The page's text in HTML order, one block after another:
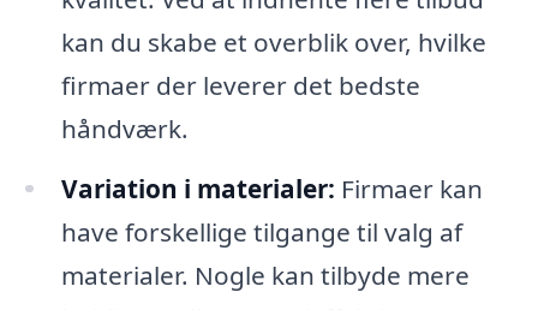
kan du skabe et overblik over, hvilke
firmaer der leverer det bedste
håndværk.
Variation i materialer: Firmaer kan
have forskellige tilgange til valg af
materialer. Nogle kan tilbyde mere